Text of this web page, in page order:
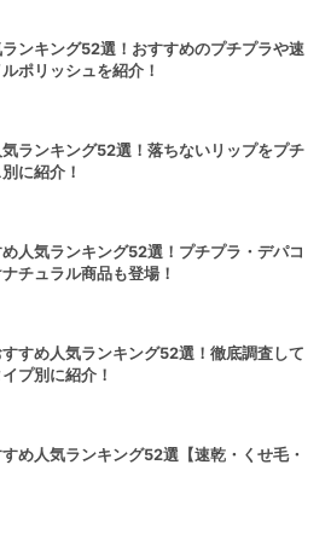
ンキング52選！おすすめのプチプラや速
ポリッシュを紹介！
ランキング52選！落ちないリップをプチ
に紹介！
人気ランキング52選！プチプラ・デパコ
チュラル商品も登場！
すめ人気ランキング52選！徹底調査して
プ別に紹介！
すめ人気ランキング52選【速乾・くせ毛・